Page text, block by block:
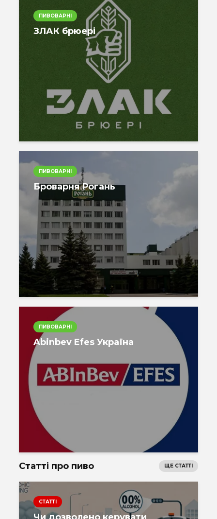
ПИВОВАРНІ
ЗЛАК брюері
ПИВОВАРНІ
Броварня Рогань
ПИВОВАРНІ
Abinbev Efes Україна
Статті про пиво ЩЕ СТАТТІ
СТАТТІ